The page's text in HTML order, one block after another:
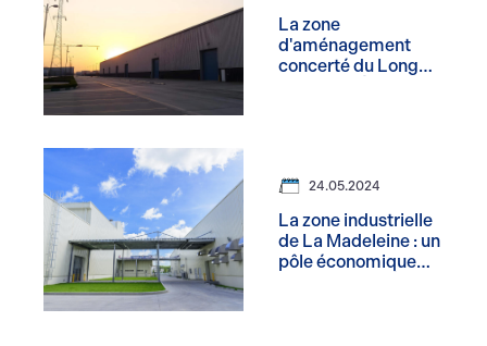
La zone
d'aménagement
concerté du Long
24.05.2024
La zone industrielle
de La Madeleine : un
pôle économique